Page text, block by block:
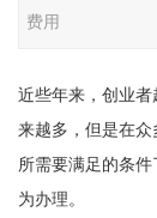
费用
近些年来，创业
来越多，但是在
所需要满足的条
为办理。